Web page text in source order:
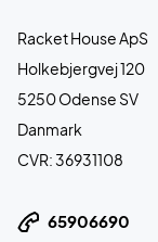
Racket House ApS
Holkebjergvej 120
5250 Odense SV
Danmark
CVR: 36931108
65906690